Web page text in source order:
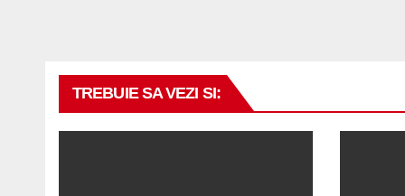
TREBUIE SA VEZI SI: